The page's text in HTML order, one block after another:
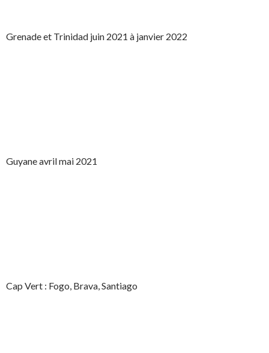
Grenade et Trinidad juin 2021 à janvier 2022
Guyane avril mai 2021
Cap Vert : Fogo, Brava, Santiago